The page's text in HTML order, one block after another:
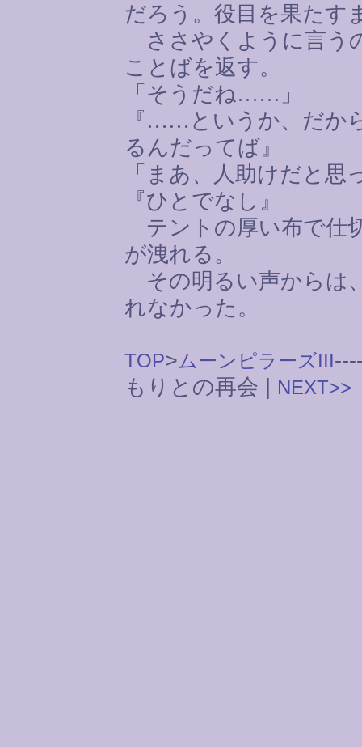
だろう。役目を果たす
ささやくように言う
ことばを返す。
「そうだね …… 」
『 …… というか、だか
るんだってば』
「まあ、人助けだと思
『ひとでなし』
テントの厚い布で仕
が洩れる。
その明るい声からは
れなかった。
TOP>ムーンピラーズIII
もりとの再会 |
NEXT>>